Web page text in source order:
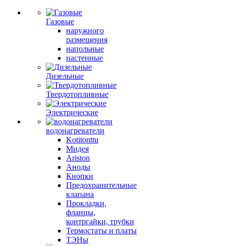
Газовые
наружного
размещения
напольные
настенные
Дизельные
Твердотопливные
Электрические
водонагреватели
Kotitonttu
Мидея
Ariston
Аноды
Кнопки
Предохранительные
клапана
Прокладки,
фланцы,
контргайки, трубки
Термостаты и платы
ТЭНы